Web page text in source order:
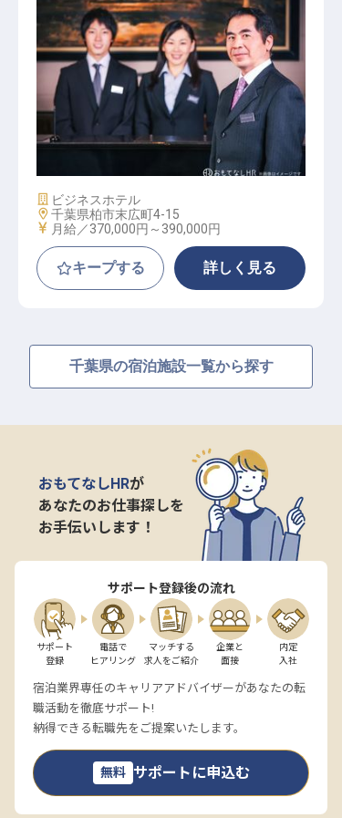
支配人候補（東横INN柏駅西口）
施設業態
ビジネスホテル
勤務地
千葉県柏市末広町4-15
給与
月給／370,000円～ 390,000円
キープする 詳しく見る
千葉県の宿泊施設一覧から探す
おもてなしHRが
あなたのお仕事探しを
お手伝いします！
サポート登録後の流れ
サポート
登録
電話で
ヒアリング
マッチする
求人をご紹介
企業と
面接
内定
入社
宿泊業界専任のキャリアアドバイザーがあなたの転
職活動を徹底サポート!
納得できる転職先をご提案いたします。
無料 サポートに申込む